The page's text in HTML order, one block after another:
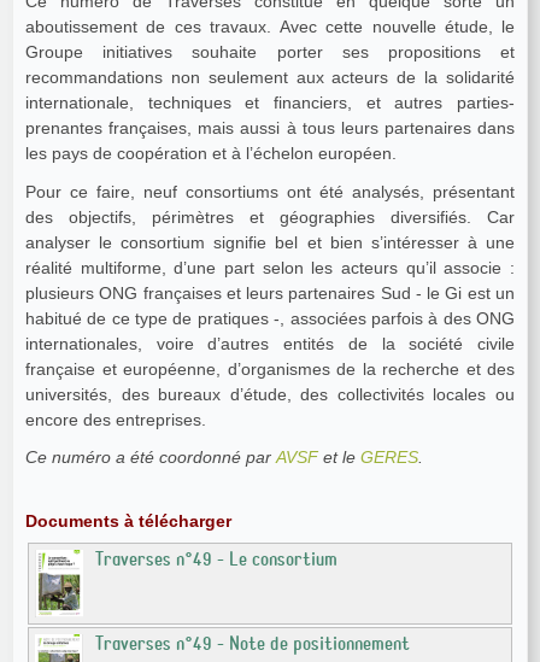
aboutissement de ces travaux. Avec cette nouvelle étude, le
Groupe initiatives souhaite porter ses propositions et
recommandations non seulement aux acteurs de la solidarité
internationale, techniques et financiers, et autres parties-
prenantes françaises, mais aussi à tous leurs partenaires dans
les pays de coopération et à l’échelon européen.
Pour ce faire, neuf consortiums ont été analysés, présentant
des objectifs, périmètres et géographies diversifiés. Car
analyser le consortium signifie bel et bien s’intéresser à une
réalité multiforme, d’une part selon les acteurs qu’il associe :
plusieurs ONG françaises et leurs partenaires Sud - le Gi est un
habitué de ce type de pratiques -, associées parfois à des ONG
internationales, voire d’autres entités de la société civile
française et européenne, d’organismes de la recherche et des
universités, des bureaux d’étude, des collectivités locales ou
encore des entreprises.
Ce numéro a été coordonné parAVSF et le GERES.
Documents à télécharger
Traverses n°49 - Le consortium
Traverses n°49 - Note de positionnement